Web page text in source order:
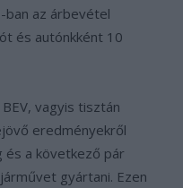
ban az árbevétel
és autónkként 10
vagyis tisztán
eredményekről
és a következő pár
gyártani. Ezen